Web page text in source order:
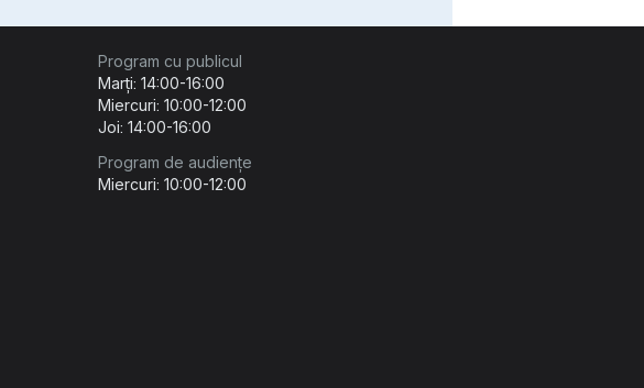
Program cu publicul
Marți: 14:00-16:00
Miercuri: 10:00-12:00
Joi: 14:00-16:00
Program de audiențe
Miercuri: 10:00-12:00